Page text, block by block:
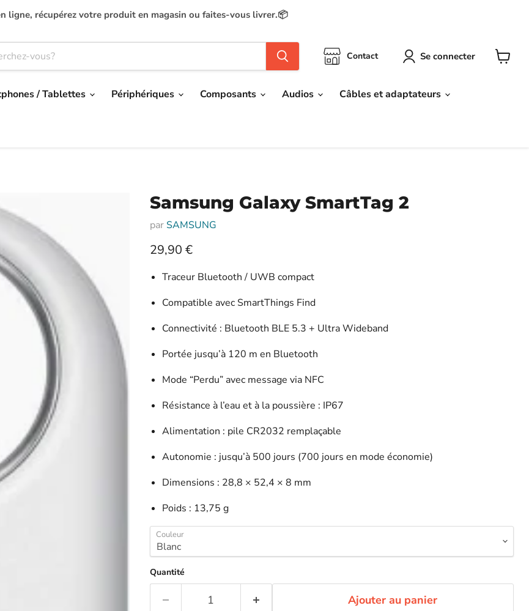
ligne, récupérez votre produit en magasin ou faites-vous livrer.📦
Contact Se connecter
/ Tablettes Périphériques Composants Audios Câbles et adaptateurs
Samsung Galaxy SmartTag 2
par SAMSUNG
Prix actuel
29,90 €
Traceur Bluetooth / UWB compact
Compatible avec SmartThings Find
Connectivité : Bluetooth BLE 5.3 + Ultra Wideband
Portée jusqu’à 120 m en Bluetooth
Mode “Perdu” avec message via NFC
Résistance à l’eau et à la poussière : IP67
Alimentation : pile CR2032 remplaçable
Autonomie : jusqu’à 500 jours (700 jours en mode économie)
Dimensions : 28,8 × 52,4 × 8 mm
Poids : 13,75 g
Couleur
Quantité
Ajouter au panier